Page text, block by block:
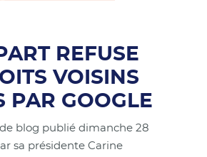
REFUSE
VOISINS
PAR GOOGLE
blog publié dimanche 28
sa présidente Carine